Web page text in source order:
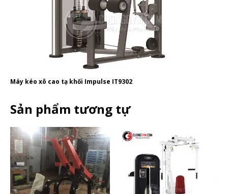
Máy kéo xô cao tạ khối Impulse IT9302
Sản phẩm tương tự